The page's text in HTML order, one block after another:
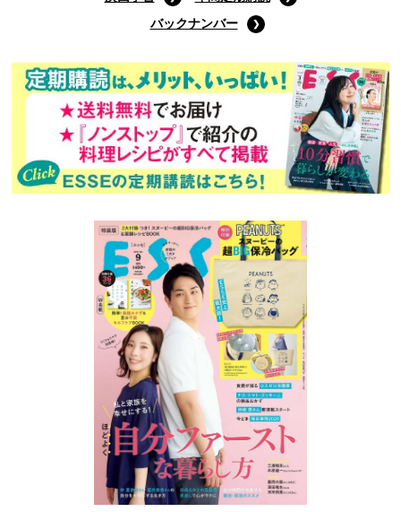
バックナンバー